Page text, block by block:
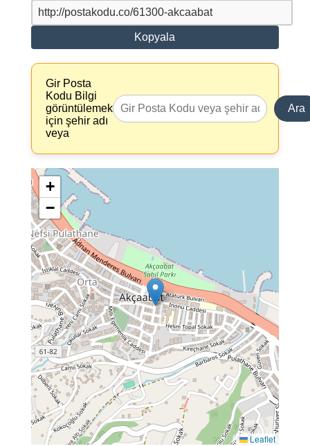
Kopyala
Gir Posta
Kodu Bilgi
görüntülemek
için şehir adı
veya
Ara
+
−
Leaflet